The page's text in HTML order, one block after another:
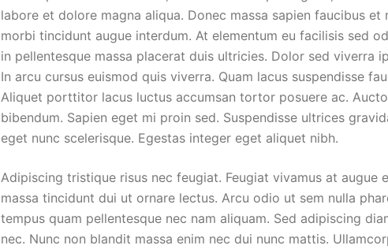
labore et dolore magna aliqua. Donec massa sapien faucibus
morbi tincidunt augue interdum. At elementum eu facilisis sed
in pellentesque massa placerat duis ultricies. Dolor sed viverra
In arcu cursus euismod quis viverra. Quam lacus suspendisse
Aliquet porttitor lacus luctus accumsan tortor posuere ac.
bibendum. Sapien eget mi proin sed. Suspendisse ultrices
eget nunc scelerisque. Egestas integer eget aliquet nibh.
Adipiscing tristique risus nec feugiat. Feugiat vivamus at augue
massa tincidunt dui ut ornare lectus. Arcu odio ut sem nulla
tempus quam pellentesque nec nam aliquam. Sed adipiscing
nec. Nunc non blandit massa enim nec dui nunc mattis.